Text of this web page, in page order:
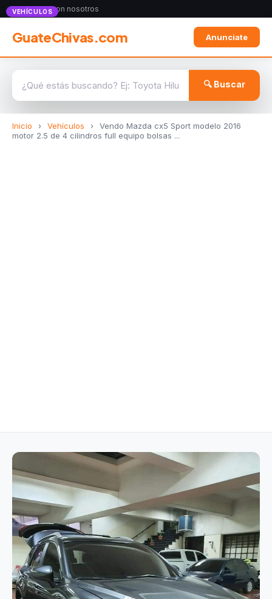
Anunciate con nosotros
GuateChivas.com Anunciate
🔍 Buscar
Inicio › Vehículos ›
Vendo Mazda cx5 Sport modelo 2016
motor 2.5 de 4 cilindros full equipo bolsas ...
VEHÍCULOS